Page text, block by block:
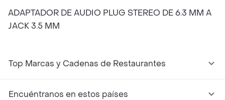
ADAPTADOR DE AUDIO PLUG STEREO DE 6.3 MM A
JACK 3.5 MM
Top Marcas y Cadenas de Restaurantes
Encuéntranos en estos países